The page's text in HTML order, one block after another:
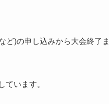
ど)の申し込みから大会終了ま
ています。